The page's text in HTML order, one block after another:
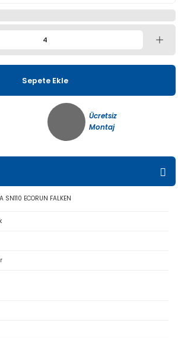
Sepete Ekle
Ücretsiz
Montaj
ECORUN FALKEN